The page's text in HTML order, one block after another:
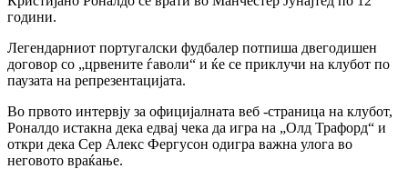
години.
Легендарниот португалски фудбалер потпиша двегодишен
договор со „црвените ѓаволи“ и ќе се приклучи на клубот по
паузата на репрезентацијата.
Во првото интервју за официјалната веб -страница на клубот,
Роналдо истакна дека едвај чека да игра на „Олд Трафорд“ и
откри дека Сер Алекс Фергусон одигра важна улога во
неговото враќање.